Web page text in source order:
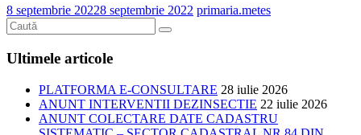
8 septembrie 20228 septembrie 2022 primaria.metes
Ultimele articole
PLATFORMA E-CONSULTARE 28 iulie 2026
ANUNT INTERVENTII DEZINSECTIE 22 iulie 2026
ANUNT COLECTARE DATE CADASTRU